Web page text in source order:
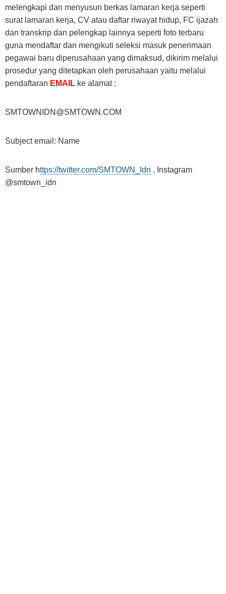
melengkapi dan menyusun berkas lamaran kerja seperti
surat lamaran kerja, CV atau daftar riwayat hidup, FC ijazah
dan transkrip dan pelengkap lainnya seperti foto terbaru
guna mendaftar dan mengikuti seleksi masuk penerimaan
pegawai baru diperusahaan yang dimaksud, dikirim melalui
prosedur yang ditetapkan oleh perusahaan yaitu melalui
pendaftaran EMAIL ke alamat :
SMTOWNIDN@SMTOWN.COM
Subject email: Name
Sumber https://twitter.com/SMTOWN_Idn , Instagram
@smtown_idn